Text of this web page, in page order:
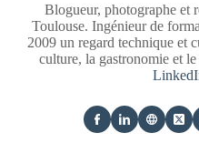
Blogueur, photographe et
Toulouse. Ingénieur de
2009 un regard technique et
culture, la gastronomie et